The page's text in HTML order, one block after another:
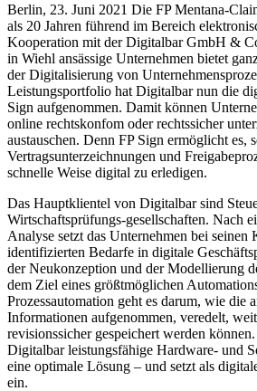
Berlin, 23. Juni 2021 Die FP Mentana-
als 20 Jahren führend im Bereich
Kooperation mit der Digitalbar GmbH &
in Wiehl ansässige Unternehmen bietet
der Digitalisierung von
Leistungsportfolio hat Digitalbar nun die
Sign aufgenommen. Damit können
online rechtskonfom oder rechtssicher
austauschen. Denn FP Sign ermöglicht es,
Vertragsunterzeichnungen und
schnelle Weise digital zu erledigen.
Das Hauptklientel von Digitalbar sind
Wirtschaftsprüfungs-gesellschaften. Nach
Analyse setzt das Unternehmen bei
identifizierten Bedarfe in digitale
der Neukonzeption und der Modellierung
dem Ziel eines größtmöglichen
Prozessautomation geht es darum, wie die
Informationen aufgenommen, veredelt,
revisionssicher gespeichert werden
Digitalbar leistungsfähige Hardware- und
eine optimale Lösung – und setzt als
ein.